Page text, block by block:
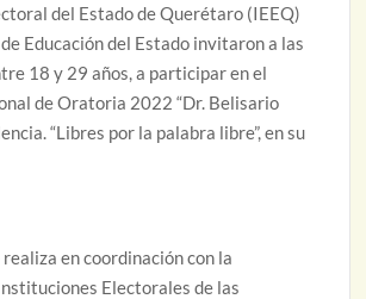
del Estado de Querétaro (IEEQ)
Educación del Estado invitaron a las
18 y 29 años, a participar en el
de Oratoria 2022 “Dr. Belisario
“Libres por la palabra libre”, en su
en coordinación con la
Electorales de las